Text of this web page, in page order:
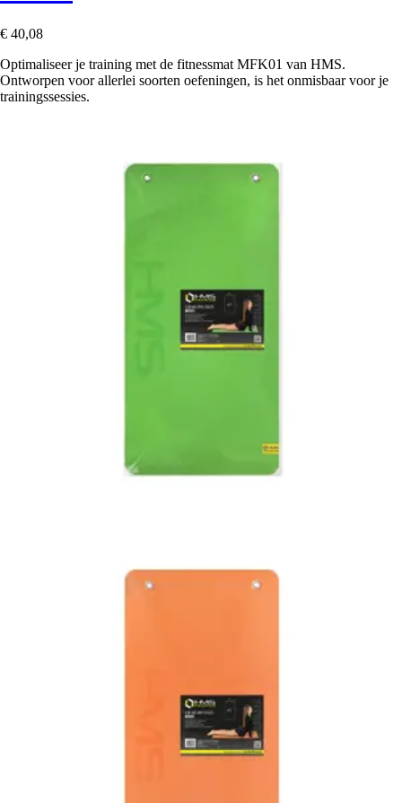
€ 40,08
Optimaliseer je training met de fitnessmat MFK01 van HMS.
Ontworpen voor allerlei soorten oefeningen, is het onmisbaar voor je
trainingssessies.